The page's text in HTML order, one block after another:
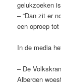
gelukzoeken
– “Dan zit er
een oproep
In de media
– De
Albergen